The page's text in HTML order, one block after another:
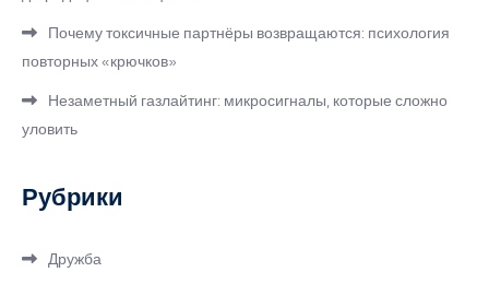
Почему токсичные партнёры возвращаются: психология
повторных «крючков»
Незаметный газлайтинг: микросигналы, которые сложно
уловить
Рубрики
Дружба